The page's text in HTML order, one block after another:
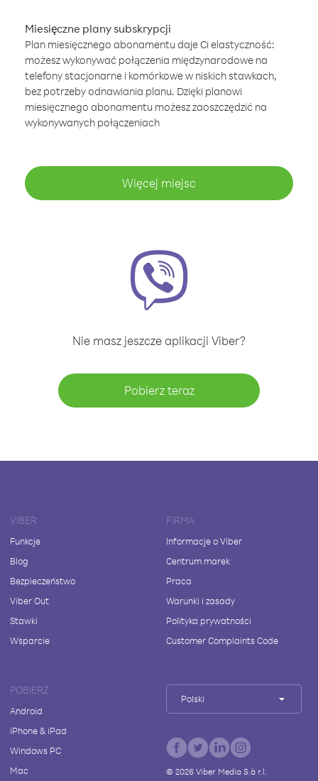
Miesięczne plany subskrypcji
Plan miesięcznego abonamentu daje Ci elastyczność:
możesz wykonywać połączenia międzynarodowe na
telefony stacjonarne i komórkowe w niskich stawkach,
bez potrzeby odnawiania planu. Dzięki planowi
miesięcznego abonamentu możesz zaoszczędzić na
wykonywanych połączeniach
Więcej miejsc
Nie masz jeszcze aplikacji Viber?
Pobierz teraz
VIBER
Funkcje
Blog
Bezpieczeństwo
Viber Out
Stawki
Wsparcie
FIRMA
Informacje o Viber
Centrum marek
Praca
Warunki i zasady
Polityka prywatności
Customer Complaints Code
POBIERZ
Android
iPhone & iPad
Windows PC
Mac
Polski
© 2026Viber Media S.à r.l.